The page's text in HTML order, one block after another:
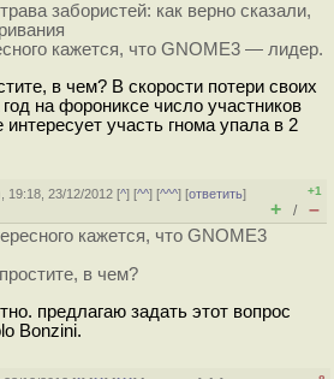
забористей: как верно сказали,
кажется, что GNOME3 — лидер.
в чем? В скорости потери своих
на форониксе число участников
участь гнома упала в 2
19:18, 23/12/2012 [^] [^^] [^^^] [ответить]
+1
+ / –
кажется, что GNOME3
в чем?
предлагаю задать этот вопрос
Bonzini.